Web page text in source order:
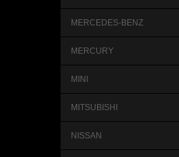
MERCEDES-BENZ
MERCURY
MINI
MITSUBISHI
NISSAN